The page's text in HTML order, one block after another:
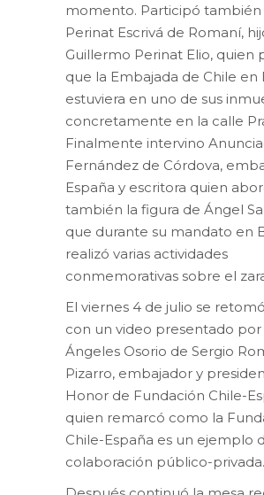
momento. Participó también
Perinat Escrivá de Romaní,
Guillermo Perinat Elio, quien
que la Embajada de Chile en
estuviera en uno de sus
concretamente en la calle
Finalmente intervino
Fernández de Córdova,
España y escritora quien
también la figura de Ángel
que durante su mandato en
realizó varias actividades
conmemorativas sobre el
El viernes 4 de julio se
con un video presentado por
Ángeles Osorio de Sergio
Pizarro, embajador y
Honor de Fundación Chile-
quien remarcó como la
Chile-España es un ejemplo
colaboración público-privada.